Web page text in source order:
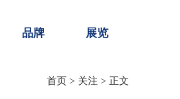
品牌 展览
首页 > 关注 > 正文